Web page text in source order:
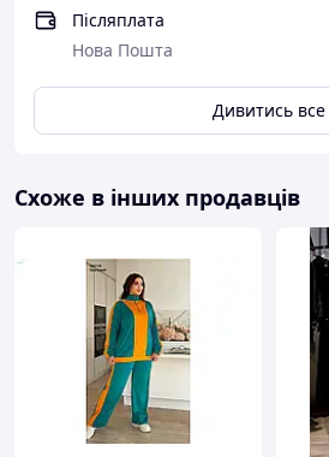
Післяплата
Нова Пошта
Дивитись все
Схоже в інших продавців